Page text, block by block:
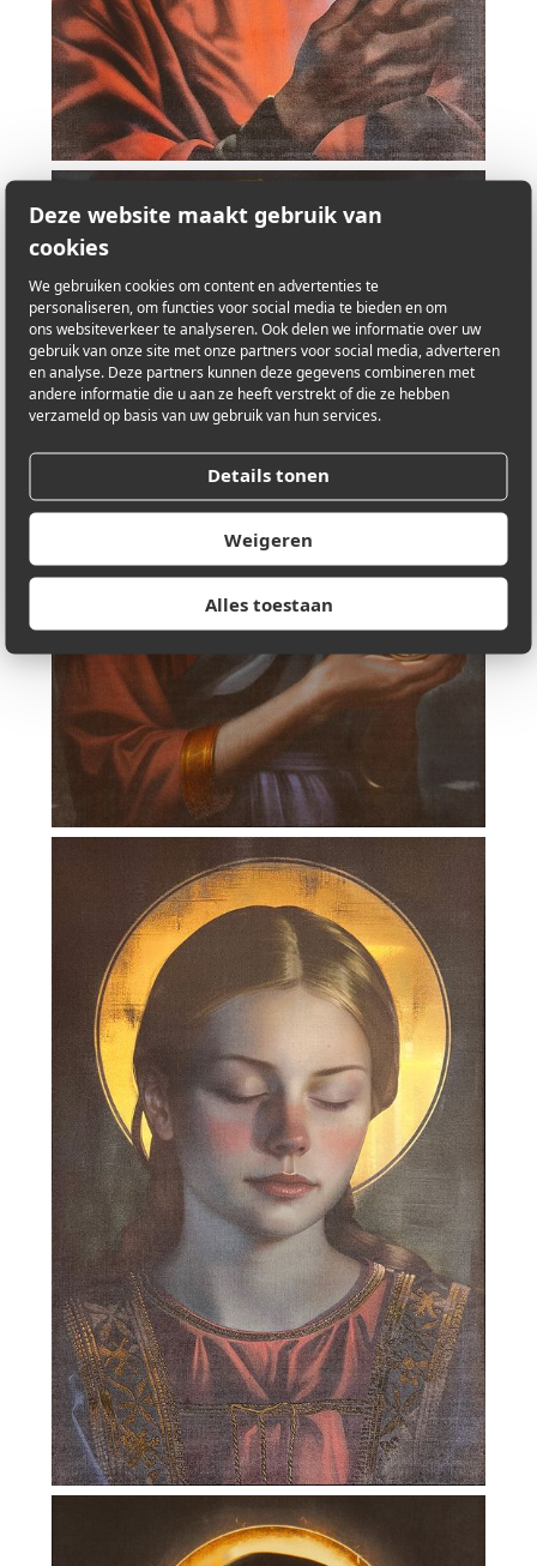
Deze website maakt gebruik van
cookies
We gebruiken cookies om content en advertenties te
personaliseren, om functies voor social media te bieden en om
ons websiteverkeer te analyseren. Ook delen we informatie over uw
gebruik van onze site met onze partners voor social media, adverteren
en analyse. Deze partners kunnen deze gegevens combineren met
andere informatie die u aan ze heeft verstrekt of die ze hebben
verzameld op basis van uw gebruik van hun services.
Details tonen
Weigeren
Alles toestaan